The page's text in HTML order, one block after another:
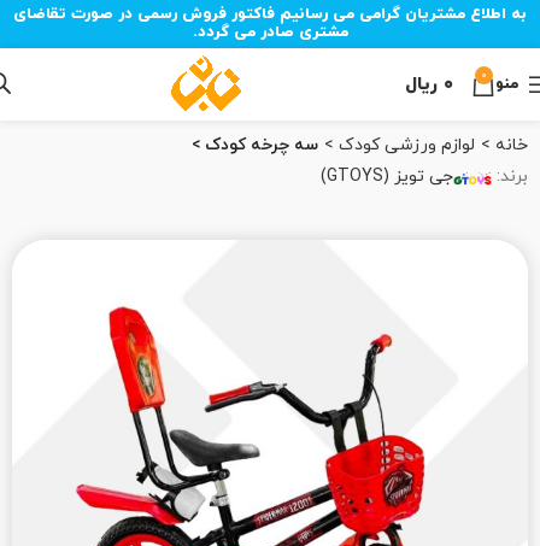
به اطلاع مشتریان گرامی می رسانیم فاکتور فروش رسمی در صورت تقاضای
مشتری صادر می گردد.
منو 0 ۰ ریال
خانه لوازم ورزشی کودک
سه چرخه کودک
برند:
جی تویز (GTOYS)